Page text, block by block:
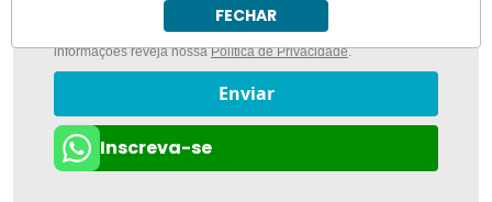
Eu concordo em receber notificações | Para obter mais
informações reveja nossaPolítica de Privacidade.
Enviar
Inscreva-se
FECHAR